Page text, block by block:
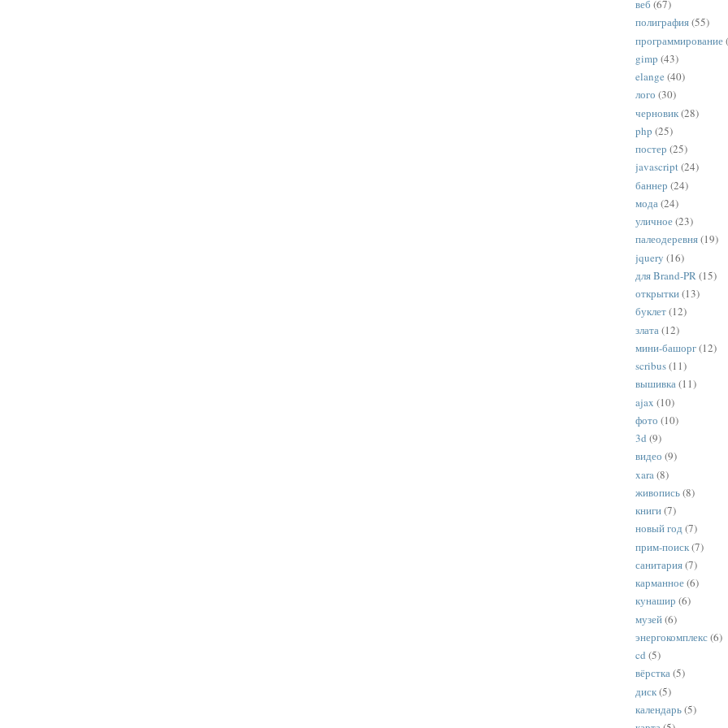
веб (67)
полиграфия(55)
программирование
gimp (43)
elange (40)
лого (30)
черновик(28)
php (25)
постер (25)
javascript(24)
баннер (24)
мода(24)
уличное(23)
палеодеревня(19)
jquery (16)
для Brand-PR(15)
открытки(13)
буклет(12)
злата(12)
мини-башорг(12)
scribus(11)
вышивка(11)
ajax (10)
фото (10)
3d (9)
видео (9)
xara(8)
живопись(8)
книги(7)
новый год (7)
прим-поиск(7)
санитария(7)
карманное(6)
кунашир (6)
музей(6)
энергокомплекс(6)
cd (5)
вёрстка(5)
диск(5)
календарь(5)